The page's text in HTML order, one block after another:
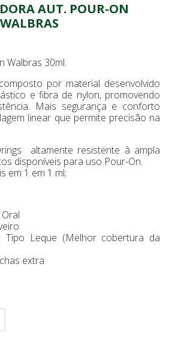
AUT. POUR-ON
Walbras 30ml.
por material desenvolvido
e fibra de nylon, promovendo
Mais segurança e conforto
linear que permite precisão na
altamente resistente à ampla
disponíveis para uso Pour-On.
em 1 em 1 ml;
Tipo Leque (Melhor cobertura da
extra